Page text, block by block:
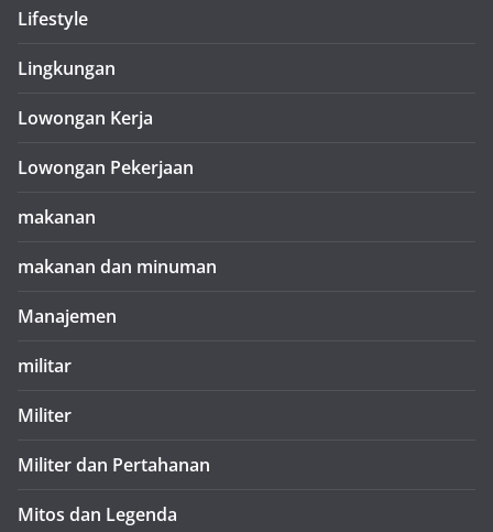
Lifestyle
Lingkungan
Lowongan Kerja
Lowongan Pekerjaan
makanan
makanan dan minuman
Manajemen
militar
Militer
Militer dan Pertahanan
Mitos dan Legenda